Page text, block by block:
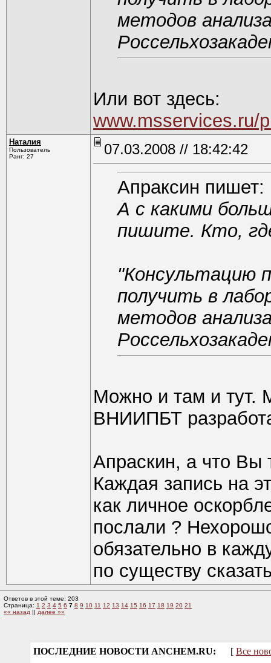
методов
Или вот здесь:
www.msservices.ru/
Наталия
Пользователь
Ранг: 27
07.03.2008 // 18:42:42
Апраксин пишет:
А с какими
пишите. Кто,
"Консультацию
получить в
методов
Можно и там и тут.
ВНИИПБТ
Апраскин, а что Вы
Каждая запись на
как личное
послали ?
обязательно в
по существу
Ответов в этой теме: 203
Страница: 1 2 3 4 5 6 7 8 9 10 11 12 13 14 15 16 17 18 19 20 21
«« назад || далее »»
ПОСЛЕДНИЕ НОВОСТИ ANCHEM.RU: [ Все